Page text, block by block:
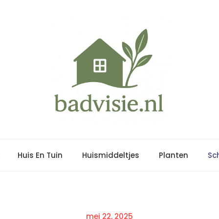
Huis En Tuin Huismiddeltjes Planten
Posted
mei 22, 2025